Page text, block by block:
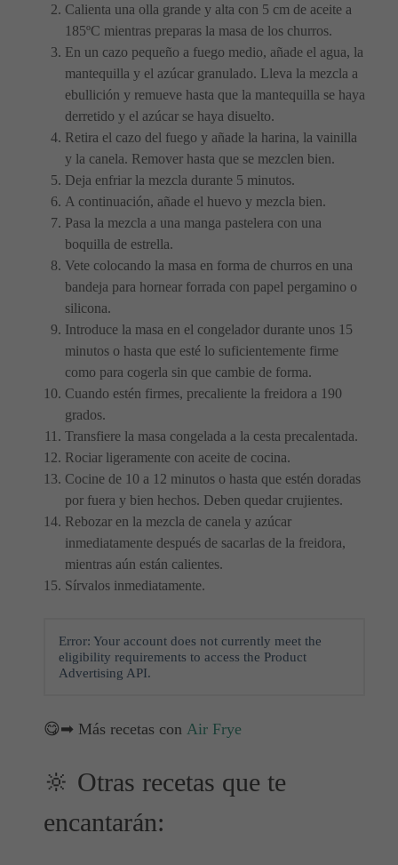
Calienta una olla grande y alta con 5 cm de aceite a
185ºC mientras preparas la masa de los churros.
En un cazo pequeño a fuego medio, añade el agua, la
mantequilla y el azúcar granulado. Lleva la mezcla a
ebullición y remueve hasta que la mantequilla se haya
derretido y el azúcar se haya disuelto.
Retira el cazo del fuego y añade la harina, la vainilla
y la canela. Remover hasta que se mezclen bien.
Deja enfriar la mezcla durante 5 minutos.
A continuación, añade el huevo y mezcla bien.
Pasa la mezcla a una manga pastelera con una
boquilla de estrella.
Vete colocando la masa en forma de churros en una
bandeja para hornear forrada con papel pergamino o
silicona.
Introduce la masa en el congelador durante unos 15
minutos o hasta que esté lo suficientemente firme
como para cogerla sin que cambie de forma.
Cuando estén firmes, precaliente la freidora a 190
grados.
Transfiere la masa congelada a la cesta precalentada.
Rociar ligeramente con aceite de cocina.
Cocine de 10 a 12 minutos o hasta que estén doradas
por fuera y bien hechos. Deben quedar crujientes.
Rebozar en la mezcla de canela y azúcar
inmediatamente después de sacarlas de la freidora,
mientras aún están calientes.
Sírvalos inmediatamente.
Error: Your account does not currently meet the
eligibility requirements to access the Product
Advertising API.
😋➡ Más recetas con Air Frye
🔆 Otras recetas que te
encantarán: